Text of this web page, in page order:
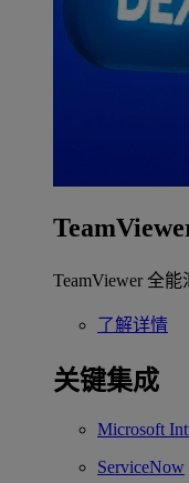
TeamViewer 全
了解详情
关键集成
Microsoft
ServiceNow